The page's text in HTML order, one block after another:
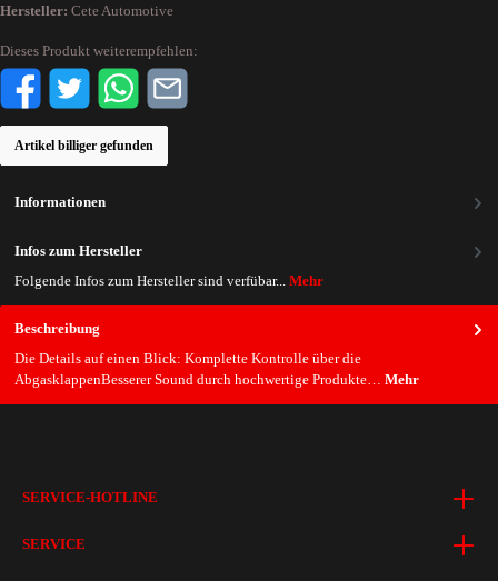
Hersteller: Cete Automotive
Dieses Produkt weiterempfehlen:
Artikel billiger gefunden
Beschreibung
Die Details auf einen Blick: Komplette Kontrolle über die
AbgasklappenBesserer Sound durch hochwertige Produkte… Mehr
Informationen
Infos zum Hersteller
Folgende Infos zum Hersteller sind verfübar... Mehr
SERVICE-HOTLINE
SERVICE